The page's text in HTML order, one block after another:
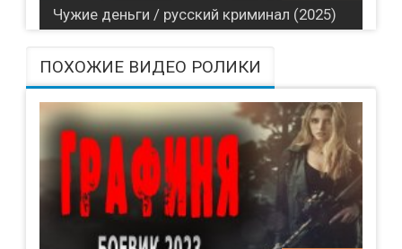
Чужие деньги / русский криминал (2025)
ПОХОЖИЕ ВИДЕО РОЛИКИ